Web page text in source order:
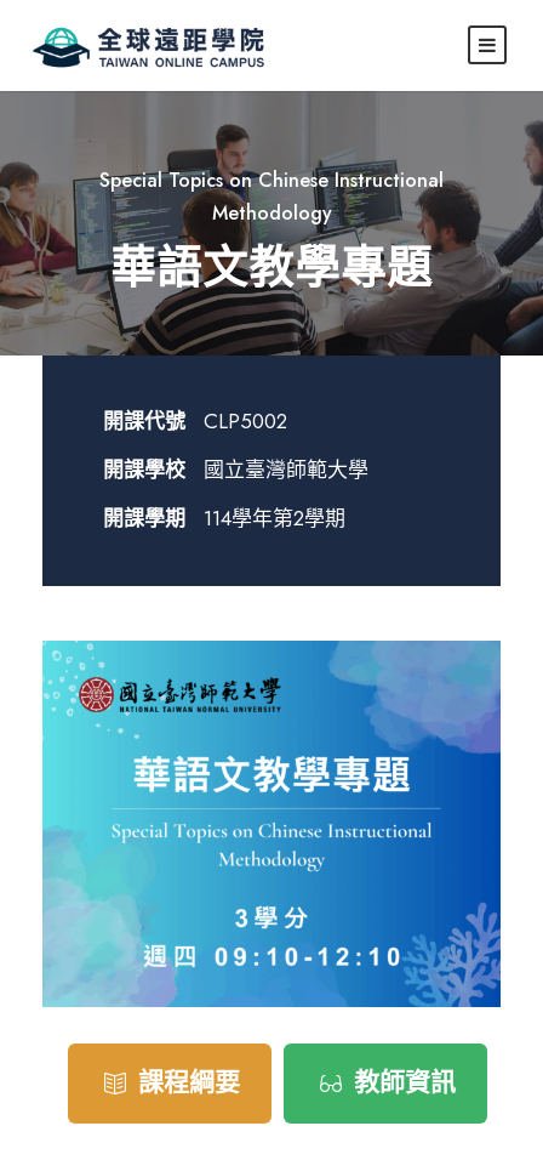
Special Topics on Chinese Instructional
Methodology
華語文教學專題
開課代號
CLP5002
開課學校
國立臺灣師範大學
開課學期
114學年第2學期
課程綱要 教師資訊